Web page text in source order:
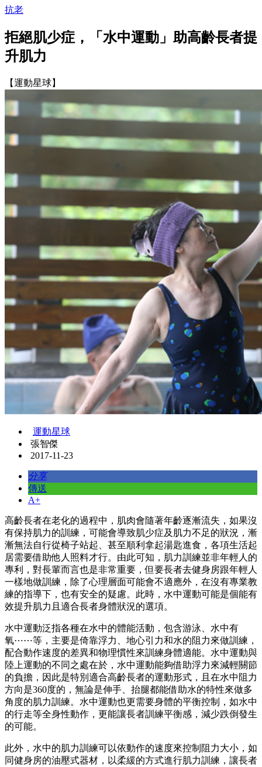
抗老
拒絕肌少症，「水中運動」助高齡長者提
升肌力
【運動星球】
運動星球
張智傑
2017-11-23
分享
傳送
A+
高齡長者在老化的過程中，肌肉會隨著年齡逐漸流失，如果沒
有保持肌力的訓練，可能會導致肌少症及肌力不足的狀況，漸
漸無法自行從椅子站起、甚至順利拿起湯匙進食，各項生活起
居需要借助他人照料才行。由此可知，肌力訓練並非年輕人的
專利，對長輩而言也是非常重要，但要長者去健身房跟年輕人
一樣地做訓練，除了心理層面可能會不適應外，在沒有專業教
練的指導下，也有安全的疑慮。此時，水中運動可能是個能有
效提升肌力且適合長者身體狀況的選項。
水中運動泛指各種在水中的體能活動，包含游泳、水中有
氧⋯⋯等，主要是倚靠浮力、地心引力和水的阻力來做訓練，
配合動作速度的差異和物理慣性來訓練身體適能。水中運動與
陸上運動的不同之處在於，水中運動能夠借助浮力來減輕關節
的負擔，因此是特別適合高齡長者的運動形式，且在水中阻力
方向是360度的，無論是伸手、抬腿都能借助水的特性來做多
角度的肌力訓練。水中運動也更需要身體的平衡控制，如水中
的行走等全身性動作，更能讓長者訓練平衡感，減少跌倒發生
的可能。
此外，水中的肌力訓練可以依動作的速度來控制阻力大小，如
同健身房的油壓式器材，以柔緩的方式進行肌力訓練，讓長者